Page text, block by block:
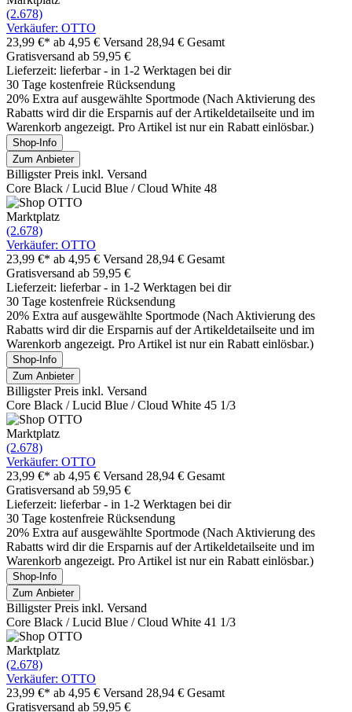
(2.678)
Verkäufer: OTTO
23,99 €* ab 4,95 € Versand 28,94 € Gesamt
Gratisversand ab 59,95 €
Lieferzeit: lieferbar - in 1-2 Werktagen bei dir
30 Tage kostenfreie Rücksendung
20% Extra auf ausgewählte Sportmode (Nach Aktivierung des
Rabatts wird dir die Ersparnis auf der Artikeldetailseite und im
Warenkorb angezeigt. Pro Artikel ist nur ein Rabatt einlösbar.)
Shop-Info
Zum Anbieter
Billigster Preis inkl. Versand
Core Black / Lucid Blue / Cloud White 48
Marktplatz
(2.678)
Verkäufer: OTTO
23,99 €* ab 4,95 € Versand 28,94 € Gesamt
Gratisversand ab 59,95 €
Lieferzeit: lieferbar - in 1-2 Werktagen bei dir
30 Tage kostenfreie Rücksendung
20% Extra auf ausgewählte Sportmode (Nach Aktivierung des
Rabatts wird dir die Ersparnis auf der Artikeldetailseite und im
Warenkorb angezeigt. Pro Artikel ist nur ein Rabatt einlösbar.)
Shop-Info
Zum Anbieter
Billigster Preis inkl. Versand
Core Black / Lucid Blue / Cloud White 45 1/3
Marktplatz
(2.678)
Verkäufer: OTTO
23,99 €* ab 4,95 € Versand 28,94 € Gesamt
Gratisversand ab 59,95 €
Lieferzeit: lieferbar - in 1-2 Werktagen bei dir
30 Tage kostenfreie Rücksendung
20% Extra auf ausgewählte Sportmode (Nach Aktivierung des
Rabatts wird dir die Ersparnis auf der Artikeldetailseite und im
Warenkorb angezeigt. Pro Artikel ist nur ein Rabatt einlösbar.)
Shop-Info
Zum Anbieter
Billigster Preis inkl. Versand
Core Black / Lucid Blue / Cloud White 41 1/3
Marktplatz
(2.678)
Verkäufer: OTTO
23,99 €* ab 4,95 € Versand 28,94 € Gesamt
Gratisversand ab 59,95 €